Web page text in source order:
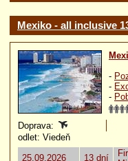
Mexiko - all inclusive
-
-
-
Doprava:
odlet: Viedeň
25.09.2026
13 dní